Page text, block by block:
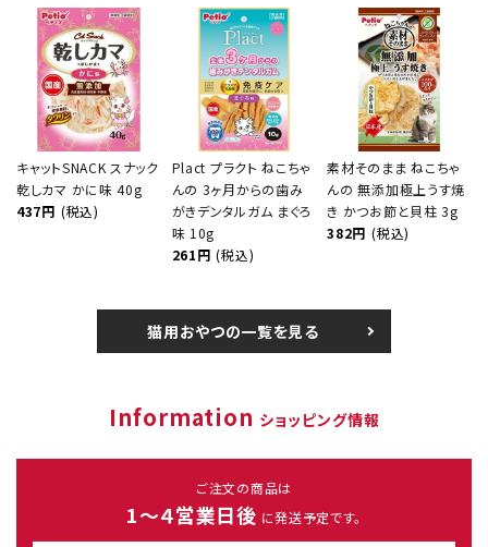
キャットSNACK スナック
乾しカマ かに味 40g
437円 (税込)
Plact プラクト ねこちゃ
んの 3ヶ月からの歯み
がきデンタルガム まぐろ
味 10g
261円 (税込)
素材そのまま ねこちゃ
んの 無添加極上うす焼
き かつお節と貝柱 3g
382円 (税込)
猫用おやつの一覧を見る
Information ショッピング情報
ご注文の商品は
1～４営業日後 に発送予定です。